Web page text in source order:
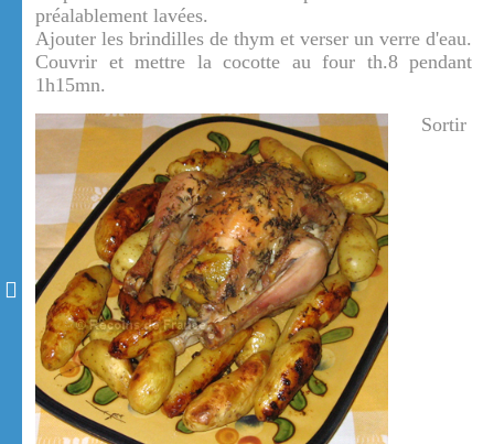
préalablement lavées.
Ajouter les brindilles de thym et verser un verre d'eau.
Couvrir et mettre la cocotte au four th.8 pendant
1h15mn.
Sortir